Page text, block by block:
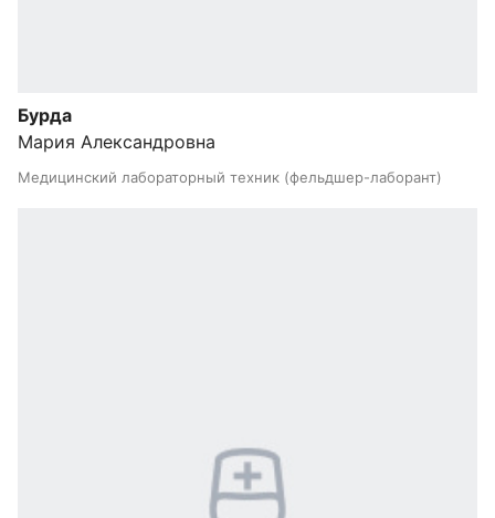
Бурда
Мария Александровна
Медицинский лабораторный техник (фельдшер-лаборант)